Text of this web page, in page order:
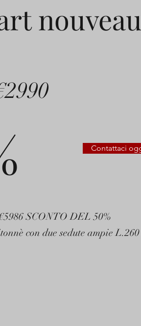
Contattaci
SCONTO DEL 50%
con due sedute ampie L.260